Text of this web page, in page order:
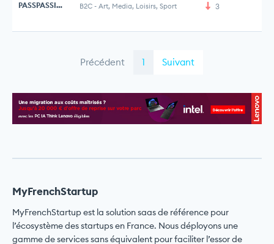
PASSPASSION B2C - Art, Media, Loisirs, Sport 3
Précédent 1 Suivant
MyFrenchStartup
MyFrenchStartup est la solution saas de référence pour
l’écosystème des startups en France. Nous déployons une
gamme de services sans équivalent pour faciliter l’essor de